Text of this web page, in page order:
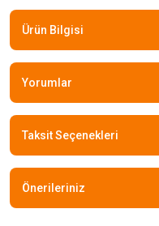
Ürün Bilgisi
Yorumlar
Taksit Seçenekleri
Önerileriniz